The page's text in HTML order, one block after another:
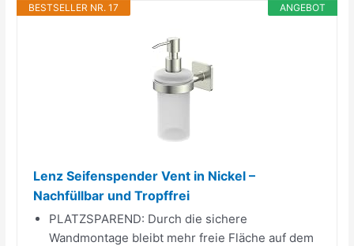
ANGEBOT
BESTSELLER NR. 17
Lenz Seifenspender Vent in Nickel –
Nachfüllbar und Tropffrei
PLATZSPAREND: Durch die sichere
Wandmontage bleibt mehr freie Fläche auf dem